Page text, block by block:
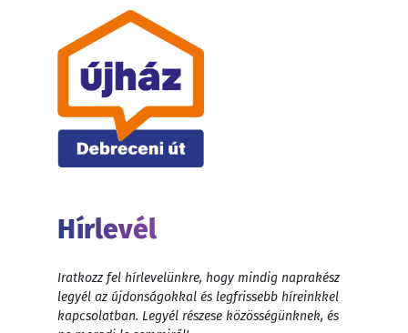
Hírlevél
Iratkozz fel hírlevelünkre, hogy mindig naprakész
legyél az újdonságokkal és legfrissebb híreinkkel
kapcsolatban. Legyél részese közösségünknek, és